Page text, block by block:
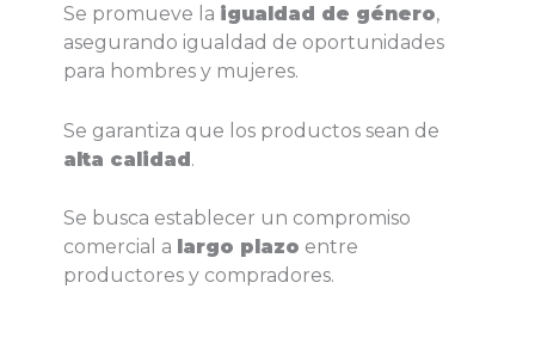
Se promueve la igualdad de género,
asegurando igualdad de oportunidades
para hombres y mujeres.
Se garantiza que los productos sean de
alta calidad.
Se busca establecer un compromiso
comercial a largo plazo entre
productores y compradores.